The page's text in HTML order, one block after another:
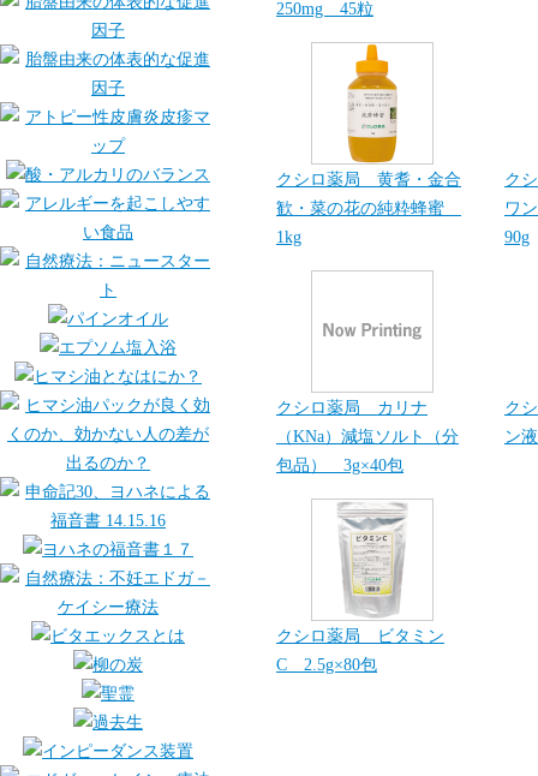
250mg 45粒
クシロ薬局 黄耆・金合
歓・菜の花の純粋蜂蜜
1kg
ク
ワ
90g
クシロ薬局 カリナ
（KNa）減塩ソルト（分
包品） 3g×40包
ク
ン
クシロ薬局 ビタミン
C 2.5g×80包